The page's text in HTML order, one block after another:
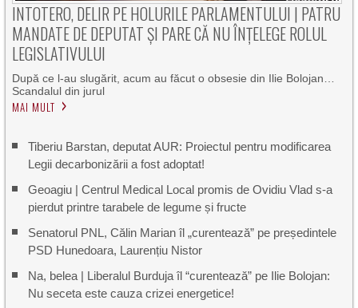
INTOTERO, DELIR PE HOLURILE PARLAMENTULUI | PATRU
MANDATE DE DEPUTAT ȘI PARE CĂ NU ÎNȚELEGE ROLUL
LEGISLATIVULUI
După ce l-au slugărit, acum au făcut o obsesie din Ilie Bolojan…
Scandalul din jurul
MAI MULT
Tiberiu Barstan, deputat AUR: Proiectul pentru modificarea
Legii decarbonizării a fost adoptat!
Geoagiu | Centrul Medical Local promis de Ovidiu Vlad s-a
pierdut printre tarabele de legume și fructe
Senatorul PNL, Călin Marian îl „curentează” pe președintele
PSD Hunedoara, Laurențiu Nistor
Na, belea | Liberalul Burduja îl “curentează” pe Ilie Bolojan:
Nu seceta este cauza crizei energetice!